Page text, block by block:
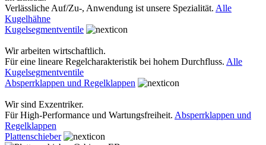
Verlässliche Auf/Zu-, Anwendung ist unsere Spezialität. Alle
Kugelhähne
Kugelsegmentventile
Wir arbeiten wirtschaftlich.
Für eine lineare Regelcharakteristik bei hohem Durchfluss. Alle
Kugelsegmentventile
Absperrklappen und Regelklappen
Wir sind Exzentriker.
Für High-Performance und Wartungsfreiheit. Absperrklappen und
Regelklappen
Plattenschieber